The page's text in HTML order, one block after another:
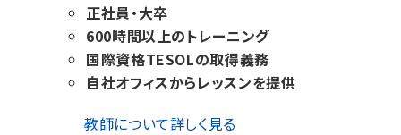
正社員・大卒
600時間以上のトレーニング
国際資格TESOLの取得義務
自社オフィスからレッスンを提供
教師について詳しく見る